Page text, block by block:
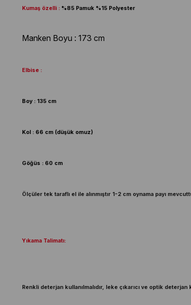
Kumaş özelli : %85 Pamuk %15 Polyester
Manken Boyu : 173 cm
Elbise :
Boy : 135 cm
Kol : 66 cm (düşük omuz)
Göğüs : 60 cm
Ölçüler tek taraflı el ile alınmıştır 1-2 cm oynama payı
Yıkama Talimatı:
Renkli deterjan kullanılmalıdır, leke çıkarıcı ve optik deterjan